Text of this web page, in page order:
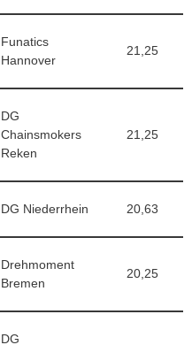
Funatics
Hannover
21,25
DG
Chainsmokers
Reken
21,25
DG Niederrhein 20,63
Drehmoment
Bremen
20,25
DG